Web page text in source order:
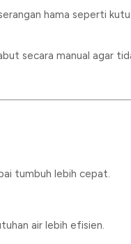
hama seperti
secara manual agar
tumbuh lebih cepat.
air lebih efisien.